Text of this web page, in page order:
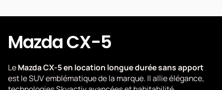
Mazda CX-5
LeMazda CX-5 en location longue durée sans apport
est le SUV emblématique de la marque. Il allie élégance,